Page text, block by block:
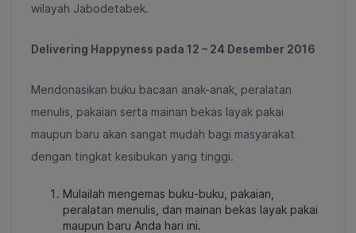
wilayah Jabodetabek.
Delivering Happyness pada 12 – 24 Desember 2016
Mendonasikan buku bacaan anak-anak, peralatan
menulis, pakaian serta mainan bekas layak pakai
maupun baru akan sangat mudah bagi masyarakat
dengan tingkat kesibukan yang tinggi.
Mulailah mengemas buku-buku, pakaian,
peralatan menulis, dan mainan bekas layak pakai
maupun baru Anda hari ini.